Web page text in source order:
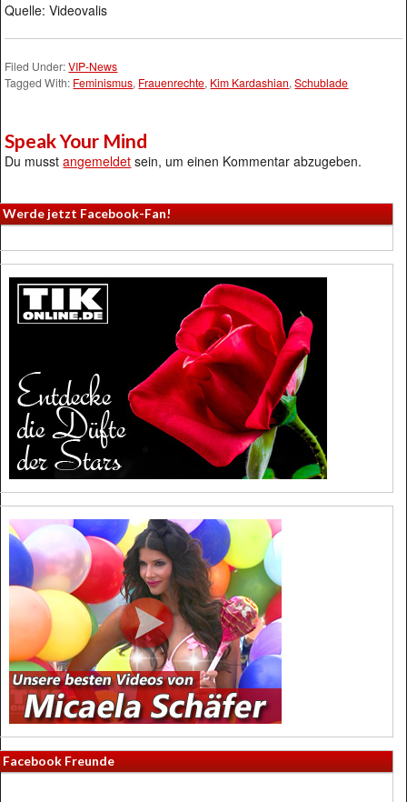
Quelle: Videovalis
Filed Under:VIP-News
Tagged With: Feminismus, Frauenrechte, Kim Kardashian,Schublade
Speak Your Mind
Du musstangemeldet sein, um einen Kommentar abzugeben.
Werde jetzt Facebook-Fan!
Facebook Freunde